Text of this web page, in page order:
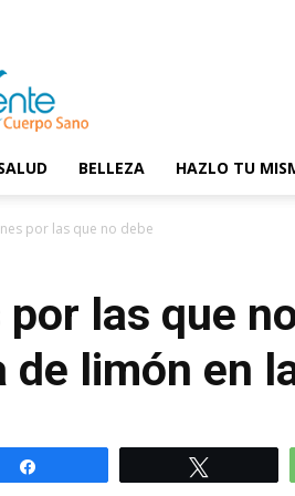
BELLEZA HAZLO TU
por las que no deberías tomar agua de
las que
de limón en